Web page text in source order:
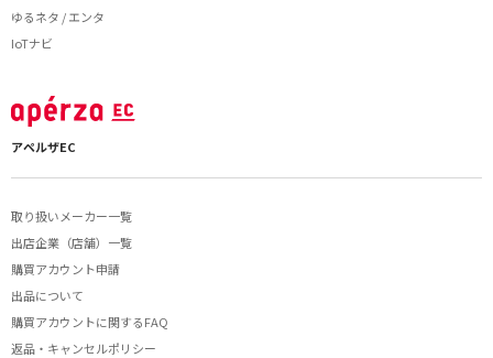
ゆるネタ / エンタ
IoTナビ
アペルザEC
取り扱いメーカー一覧
出店企業（店舗）一覧
購買アカウント申請
出品について
購買アカウントに関するFAQ
返品・キャンセルポリシー